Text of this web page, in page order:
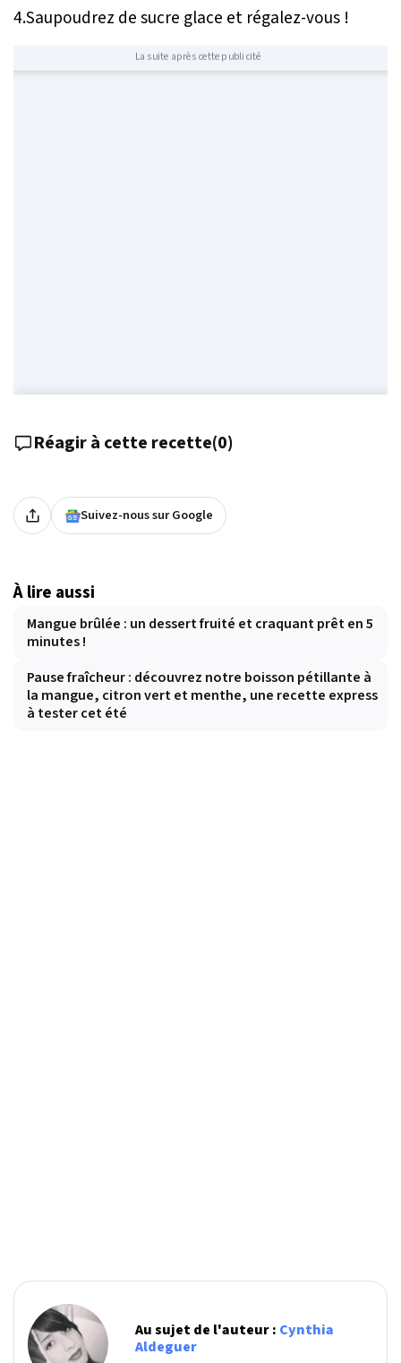
4.Saupoudrez de sucre glace et régalez-vous !
La suite après cette publicité
Réagir à cette recette(0)
Suivez-nous sur Google
À lire aussi
Mangue brûlée : un dessert fruité et craquant prêt en 5
minutes !
Pause fraîcheur : découvrez notre boisson pétillante à
la mangue, citron vert et menthe, une recette express
à tester cet été
Au sujet de l'auteur : Cynthia
Aldeguer